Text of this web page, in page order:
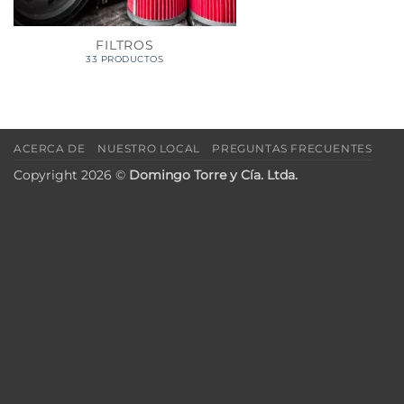
FILTROS
33 PRODUCTOS
ACERCA DE NUESTRO LOCAL PREGUNTAS FRECUENTES
Copyright 2026 © Domingo Torre y Cía. Ltda.